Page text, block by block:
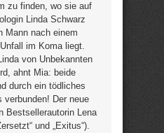
zu finden, wo sie auf
Linda Schwarz
Mann nach einem
im Koma liegt.
von Unbekannten
ahnt Mia: beide
durch ein tödliches
verbunden! Der neue
Bestsellerautorin Lena
und „Exitus“).